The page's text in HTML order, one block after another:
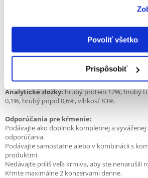
Povoliť všetko
Prispôsobiť
Pár jednoduchých, prírodných ingrediencií
Vysoký obsah bielkovín, nízky obsah sacharidov
Podporuje dodatočnú hydratáciu tela
V chutnom vývare
tuniak 51%, sardinky 4%, ryža 1,4%.
Analytické zložky:hrubý proteín 12%, hrubý
0,1%, hrubý popol 0,6%, vlhkosť 83%.
Odporúčania pre kŕmenie:
Podávajte ako doplnok kompletnej a
odporúčania.
Podávajte samostatne alebo v kombinácii s
produktmi.
Nedávajte príliš veľa krmiva, aby ste nenarušili
Kŕmte maximálne 2 konzervami denne.